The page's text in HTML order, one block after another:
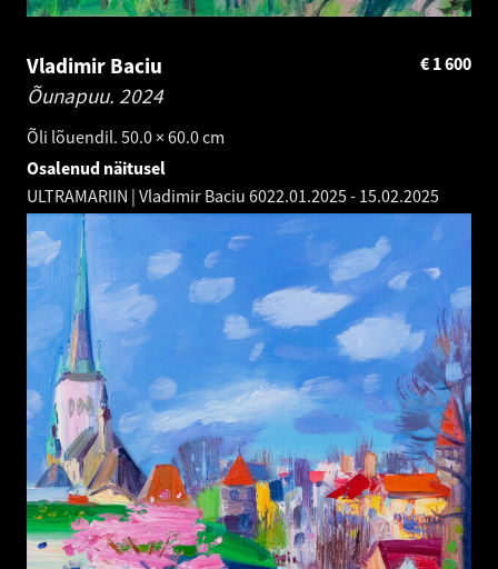
Vladimir Baciu
Õunapuu. 2024
Õli lõuendil. 50.0 × 60.0 cm
1 600
€
Osalenud näitusel
ULTRAMARIIN | Vladimir Baciu 6022.01.2025- 15.02.2025